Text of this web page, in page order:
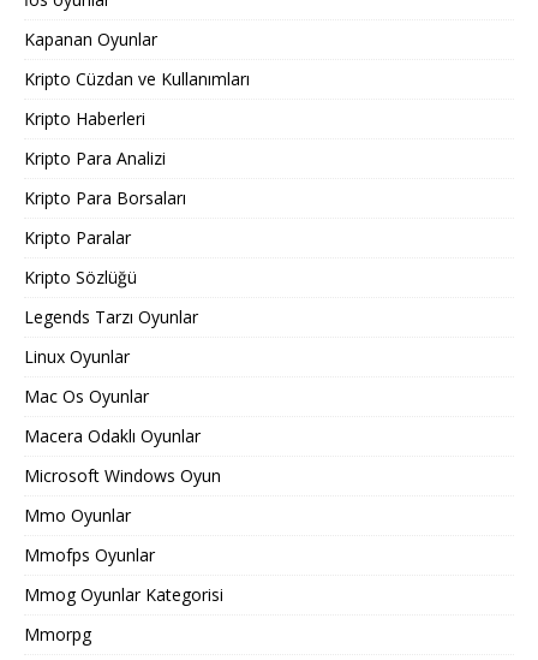
Kapanan Oyunlar
Kripto Cüzdan ve Kullanımları
Kripto Haberleri
Kripto Para Analizi
Kripto Para Borsaları
Kripto Paralar
Kripto Sözlüğü
Legends Tarzı Oyunlar
Linux Oyunlar
Mac Os Oyunlar
Macera Odaklı Oyunlar
Microsoft Windows Oyun
Mmo Oyunlar
Mmofps Oyunlar
Mmog Oyunlar Kategorisi
Mmorpg